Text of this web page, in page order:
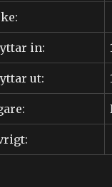
in:
ut: